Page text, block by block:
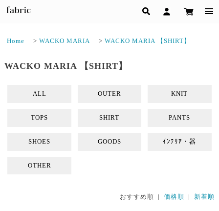
Home > WACKO MARIA > WACKO MARIA 【SHIRT】
WACKO MARIA 【SHIRT】
ALL OUTER KNIT
TOPS SHIRT PANTS
SHOES GOODS ｲﾝﾃﾘｱ・器
OTHER
おすすめ順 |価格順 | 新着順